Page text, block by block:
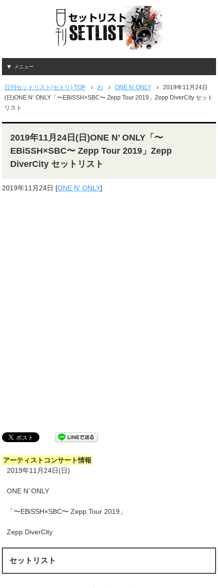
メニュー
日刊セットリスト(セトリ) TOP わ ONE N' ONLY
2019年11月24日
(日)ONE N’ ONLY「〜EBiSSH×SBC〜 Zepp Tour 2019」Zepp DiverCity セット
リスト
2019年11月24日(日)ONE N’ ONLY「〜
EBiSSH×SBC〜 Zepp Tour 2019」Zepp
DiverCity セットリスト
2019年11月24日 [ONE N' ONLY]
アーティストコンサート情報
2019年11月24日(日)
ONE N’ ONLY
「〜EBiSSH×SBC〜 Zepp Tour 2019」
Zepp DiverCity
セットリスト